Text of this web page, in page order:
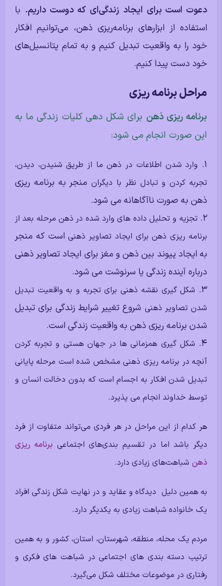
دعوت است برای ایجاد زندگی‌ای که دوست داریم. با
استفاده از ابزارهای برنامه‌ریزی ذهن، می‌توانیم افکار
خود را به واقعیت تبدیل کنیم و به تمام پتانسیل‌های
خود دست پیدا کنیم.
مراحل برنامه ریزی
برنامه ریزی ذهن برای شکل دهی کلیات زندگی ما به
این صورت انجام می شود:
وارد شدن اطلاعات در ذهن ما از طریق شنیدن،‌ دیدن،
تجربه کردن و تبادل نظر با دیگرانمنجر به برنامه ریزی
ذهن به صورت ناآگاهانه می شود.
تجزیه و تحلیل داده های وارد شده در ذهن مرحله بعد از
برنامه ریزی ذهن برای ایجاد تصاویر ذهنیاست که منجر
به ایجاد پیوند بین ذهن و مغز برای ایجاد تصاویر ذهنی
درباره آینده زندگی یا سرنوشت می شود.
شکل گیری نقشه ذهنی برای تجربه و به واقعیت تبدیل
شدن تصاویر ذهنی شروع تغییر شرایط زندگی برای تبدیل
شدن برنامه ریزی ذهن به واقعیت زندگی است.
شکل گیری همزمانی ها در جهان هستی و تجربه کردن
آنچه در برنامه ریزی ذهنی مشخص شده است مرحله پایانی
تبدیل شدن افکار به اجسام است که بدون دخالت انسان و
توسط خداوند انجام می پذیرد.
هر کدام از این مراحل در هر فردی می‌تواند متفاوت از فرد
دیگر باشد اما در تقسیم بندی‌های اجتماعیبرنامه ریزی
ذهن شباهت‌های زیادی دارد.
به همین دلیل دیدگاه و عقاید و در نهایت شکل زندگی افراد
یک خانواده شباهت زیادی به یکدیگر دارد.
مردم یک محله، منطقه،‌ شهرستان،‌ استان،‌ کشور و به همین
ترتیب دسته بندی های اجتماعی در شباهت های فکری و
رفتاری در موضوعات مختلف شکل می‌گیرد.